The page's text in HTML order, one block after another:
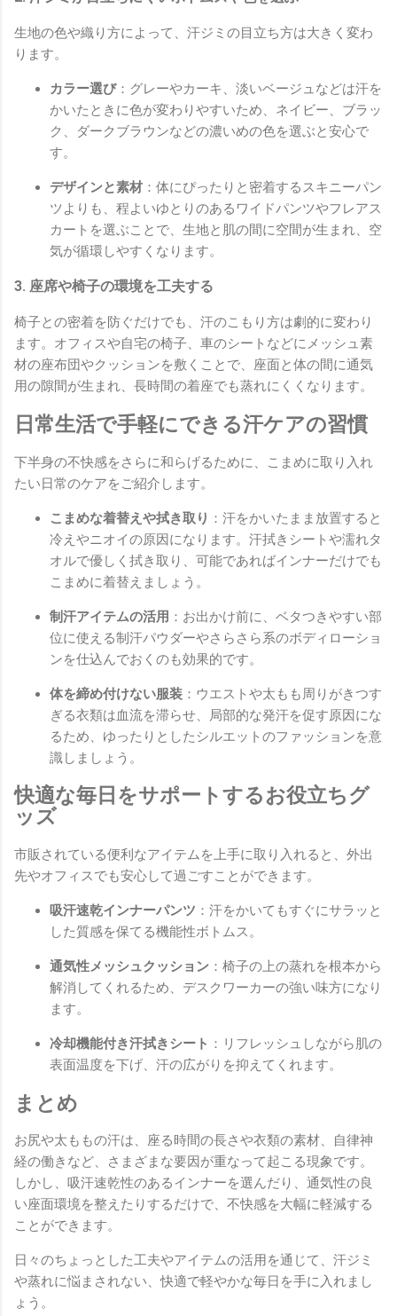
生地の色や織り方によって、汗ジミの目立ち方は大きく変わ
ります。
カラー選び：グレーやカーキ、淡いベージュなどは汗を
かいたときに色が変わりやすいため、ネイビー、ブラッ
ク、ダークブラウンなどの濃いめの色を選ぶと安心で
す。
デザインと素材 ：体にぴったりと密着するスキニーパン
ツよりも、程よいゆとりのあるワイドパンツやフレアス
カートを選ぶことで、生地と肌の間に空間が生まれ、空
気が循環しやすくなります。
3. 座席や椅子の環境を工夫する
椅子との密着を防ぐだけでも、汗のこもり方は劇的に変わり
ます。オフィスや自宅の椅子、車のシートなどにメッシュ素
材の座布団やクッションを敷くことで、座面と体の間に通気
用の隙間が生まれ、長時間の着座でも蒸れにくくなります。
日常生活で手軽にできる汗ケアの習慣
下半身の不快感をさらに和らげるために、こまめに取り入れ
たい日常のケアをご紹介します。
こまめな着替えや拭き取り ：汗をかいたまま放置すると
冷えやニオイの原因になります。汗拭きシートや濡れタ
オルで優しく拭き取り、可能であればインナーだけでも
こまめに着替えましょう。
制汗アイテムの活用 ：お出かけ前に、ベタつきやすい部
位に使える制汗パウダーやさらさら系のボディローショ
ンを仕込んでおくのも効果的です。
体を締め付けない服装 ：ウエストや太もも周りがきつす
ぎる衣類は血流を滞らせ、局部的な発汗を促す原因にな
るため、ゆったりとしたシルエットのファッションを意
識しましょう。
快適な毎日をサポートするお役立ちグ
ッズ
市販されている便利なアイテムを上手に取り入れると、外出
先やオフィスでも安心して過ごすことができます。
吸汗速乾インナーパンツ ：汗をかいてもすぐにサラッと
した質感を保てる機能性ボトムス。
通気性メッシュクッション ：椅子の上の蒸れを根本から
解消してくれるため、デスクワーカーの強い味方になり
ます。
冷却機能付き汗拭きシート ：リフレッシュしながら肌の
表面温度を下げ、汗の広がりを抑えてくれます。
まとめ
お尻や太ももの汗は、座る時間の長さや衣類の素材、自律神
経の働きなど、さまざまな要因が重なって起こる現象です。
しかし、吸汗速乾性のあるインナーを選んだり、通気性の良
い座面環境を整えたりするだけで、不快感を大幅に軽減する
ことができます。
日々のちょっとした工夫やアイテムの活用を通じて、汗ジミ
や蒸れに悩まされない、快適で軽やかな毎日を手に入れまし
ょう。